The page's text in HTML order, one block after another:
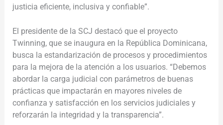
justicia eficiente, inclusiva y confiable”.
El presidente de la SCJ destacó que el proyecto
Twinning, que se inaugura en la República Dominicana,
busca la estandarización de procesos y procedimientos
para la mejora de la atención a los usuarios. “Debemos
abordar la carga judicial con parámetros de buenas
prácticas que impactarán en mayores niveles de
confianza y satisfacción en los servicios judiciales y
reforzarán la integridad y la transparencia”.